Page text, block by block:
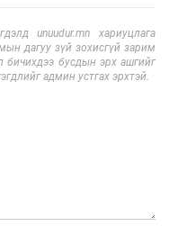
unuudur.mn хариуцлага
дагуу зүй зохисгүй зарим
бичихдээ бусдын эрх ашгийг
админ устгах эрхтэй.